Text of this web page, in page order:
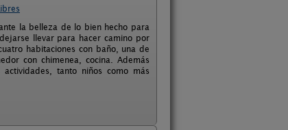
la belleza de lo bien hecho para
llevar para hacer camino por
habitaciones con baño, una de
con chimenea, cocina. Además
tanto niños como más